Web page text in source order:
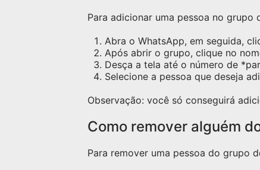
Para adicionar uma pessoa no
Abra o WhatsApp, em seguida,
Após abrir o grupo, clique no
Desça a tela até o número de
Selecione a pessoa que deseja
Observação: você só conseguirá
Como remover alguém
Para remover uma pessoa do grupo